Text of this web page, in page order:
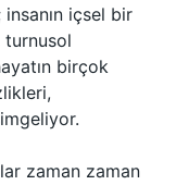
içsel bir
turnusol
birçok
zaman zaman